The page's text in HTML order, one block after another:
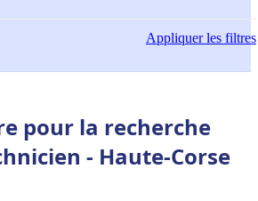
Appliquerles filtres
pour la recherche
- Haute-Corse